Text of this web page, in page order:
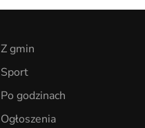
Z gmin
Sport
Po godzinach
Ogłoszenia